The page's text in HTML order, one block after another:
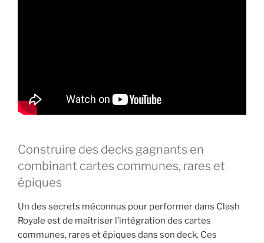
Construire des decks gagnants en
combinant cartes communes, rares et
épiques
Un des secrets méconnus pour performer dans Clash
Royale est de maîtriser l’intégration des cartes
communes, rares et épiques dans son deck. Ces